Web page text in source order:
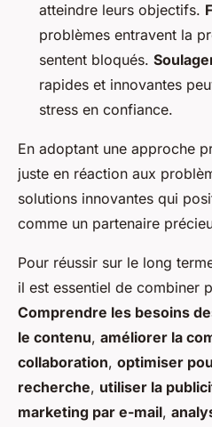
atteindre leurs objectifs.
problèmes entravent la
sentent bloqués.
rapides et innovantes
stress en confiance.
En adoptant une approche
juste en réaction aux
solutions innovantes qui
comme un partenaire
Pour réussir sur le long
il est essentiel de combiner
Comprendre les besoins
le contenu, améliorer la
collaboration, optimiser
recherche, utiliser la
marketing par e-mail,